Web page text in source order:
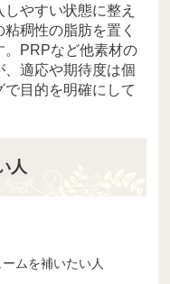
やすい状態に整え
稠性の脂肪を置く
。PRPなど他素材の
適応や期待度は個
目的を明確にして
人
ムを補いたい人